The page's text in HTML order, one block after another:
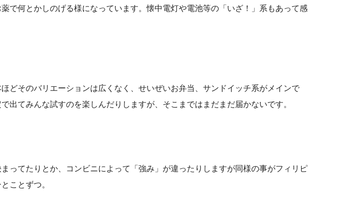
で何とかしのげる様になっています。懐中電灯や電池等の「いざ！」系もあって感
どそのバリエーションは広くなく、せいぜいお弁当、サンドイッチ系がメインで
てみんな試すのを楽しんだりしますが、そこまではまだまだ届かないです。
ってたりとか、コンビニによって「強み」が違ったりしますが同様の事がフィリピ
ことずつ。